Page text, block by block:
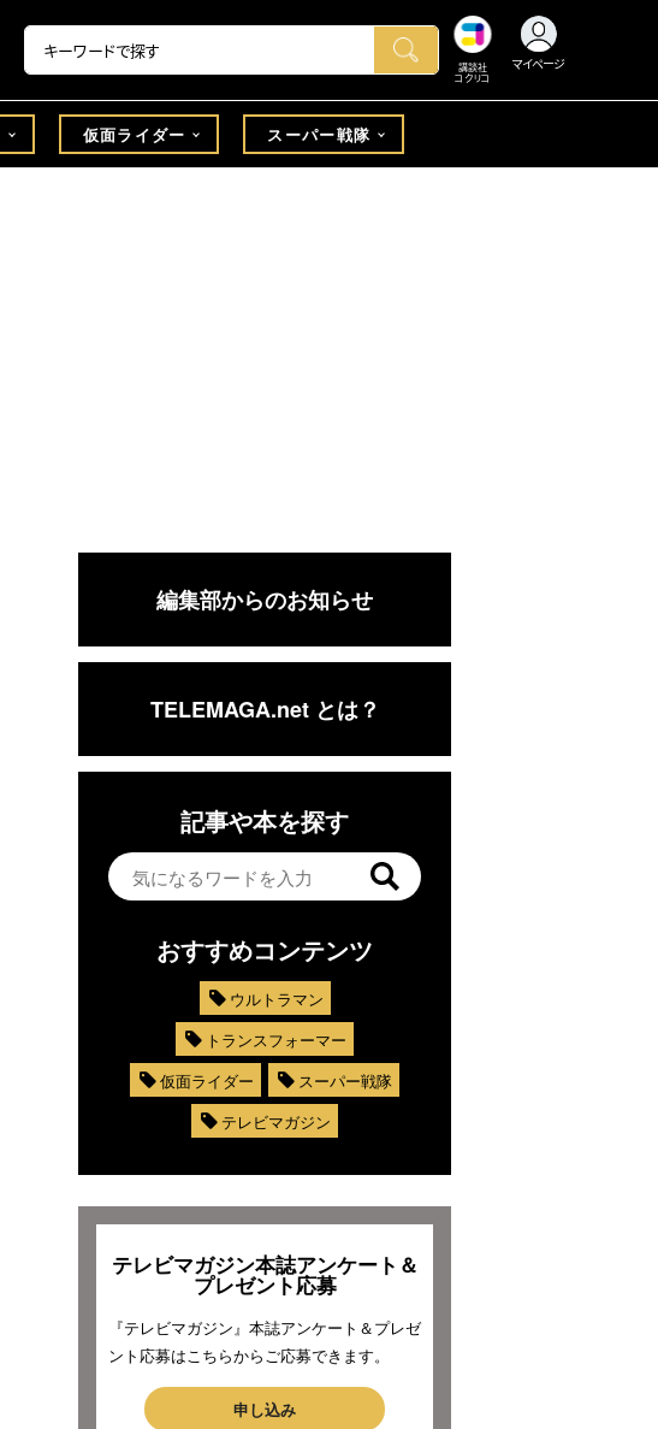
講談社
コクリコ
マイページ
仮面ライダー スーパー戦隊
編集部からのお知らせ
TELEMAGA.net とは？
記事や本を探す
おすすめコンテンツ
ウルトラマン
トランスフォーマー
仮面ライダー
スーパー戦隊
テレビマガジン
テレビマガジン本誌アンケート＆
プレゼント応募
『テレビマガジン』本誌アンケート＆プレゼ
ント応募はこちらからご応募できます。
申し込み